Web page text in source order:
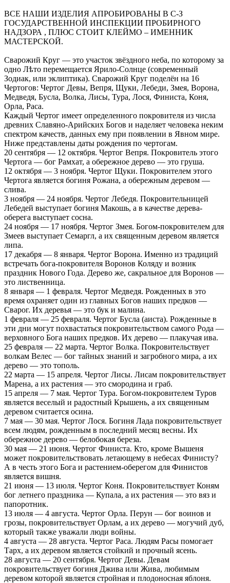
ВСЕ НАШИ ИЗДЕЛИЯ АПРОБИРОВАНЫ В С-З
ГОСУДАРСТВЕННОЙ ИНСПЕКЦИИ ПРОБИРНОГО
НАДЗОРА , ПЛЮС СТОИТ КЛЕЙМО – ИМЕННИК
МАСТЕРСКОЙ.
Сварожий Круг — это участок звёздного неба, по которому за
одно Лѣто перемещается Ярило-Солнце (современный
Зодиак, или эклиптика). Сварожий Круг поделён на 16
Чертогов: Чертог Девы, Вепря, Щуки, Лебеди, Змея, Ворона,
Медведя, Бусла, Волка, Лисы, Тура, Лося, Финиста, Коня,
Орла, Раса.
Каждый Чертог имеет определенного покровителя из числа
древних Славяно-Арийских Богов и наделяет человека неким
спектром качеств, данных ему при появлении в Явном мире.
Ниже представлены даты рождения по чертогам.
20 сентября — 12 октября. Чертог Вепря. Покровитель этого
Чертога — бог Рамхат, а обережное дерево — это груша.
12 октября — 3 ноября. Чертог Щуки. Покровителем этого
Чертога является богиня Рожана, а обережным деревом —
слива.
3 ноября — 24 ноября. Чертог Лебедя. Покровительницей
Лебедей выступает богиня Макошь, а в качестве дерева-
оберега выступает сосна.
24 ноября — 17 ноября. Чертог Змея. Богом-покровителем для
Змеев выступает Семаргл, а их священным деревом является
липа.
17 декабря — 8 января. Чертог Ворона. Именно из традиций
встречать бога-покровителя Воронов Коляду и возник
праздник Нового Года. Дерево же, сакральное для Воронов —
это лиственница.
8 января — 1 февраля. Чертог Медведя. Рожденных в это
время охраняет один из главных Богов наших предков —
Сварог. Их деревья — это бук и малина.
1 февраля — 25 февраля. Чертог Бусла (аиста). Рожденные в
эти дни могут похвастаться покровительством самого Рода —
верховного Бога наших предков. Их дерево — плакучая ива.
25 февраля — 22 марта. Чертог Волка. Покровительствует
волкам Велес — бог тайных знаний и загробного мира, а их
дерево — это тополь.
22 марта — 15 апреля. Чертог Лисы. Лисам покровительствует
Марена, а их растения — это смородина и граб.
15 апреля — 7 мая. Чертог Тура. Богом-покровителем Туров
является веселый и радостный Крышень, а их священным
деревом считается осина.
7 мая — 30 мая. Чертог Лося. Богиня Лада покровительствует
всем людям, рожденным в последний месяц весны. Их
обережное дерево — белобокая береза.
30 мая — 21 июня. Чертог Финиста. Кто, кроме Вышеня
может покровительствовать летающему в небесах Финисту?
А в честь этого Бога и растением-оберегом для Финистов
является вишня.
21 июня — 13 июля. Чертог Коня. Покровительствует Коням
бог летнего праздника — Купала, а их растения — это вяз и
папоротник.
13 июля — 4 августа. Чертог Орла. Перун — бог воинов и
грозы, покровительствует Орлам, а их дерево — могучий дуб,
который также уважали люди войны.
4 августа — 28 августа. Чертог Раса. Людям Расы помогает
Тарх, а их деревом является стойкий и прочный ясень.
28 августа — 20 сентября. Чертог Девы. Девам
покровительствует богиня Джива или Жива, любимым
деревом которой является стройная и плодоносная яблоня.